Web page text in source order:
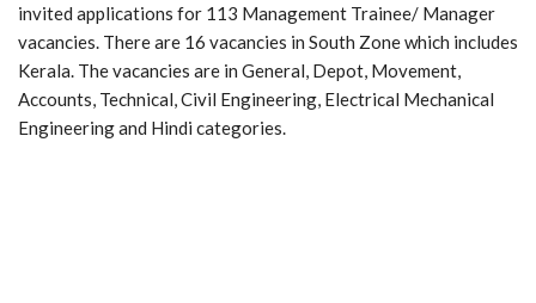
invited applications for 113 Management Trainee/ Manager
vacancies. There are 16 vacancies in South Zone which includes
Kerala. The vacancies are in General, Depot, Movement,
Accounts, Technical, Civil Engineering, Electrical Mechanical
Engineering and Hindi categories.